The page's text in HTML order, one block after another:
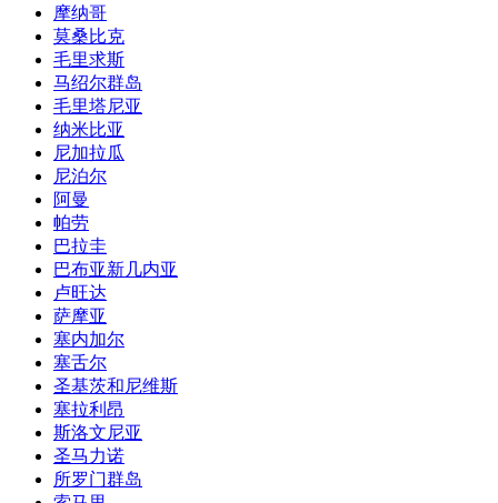
摩纳哥
莫桑比克
毛里求斯
马绍尔群岛
毛里塔尼亚
纳米比亚
尼加拉瓜
尼泊尔
阿曼
帕劳
巴拉圭
巴布亚新几内亚
卢旺达
萨摩亚
塞内加尔
塞舌尔
圣基茨和尼维斯
塞拉利昂
斯洛文尼亚
圣马力诺
所罗门群岛